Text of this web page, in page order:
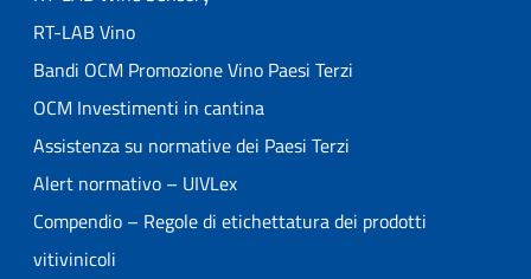
RT-LAB Vino
Bandi OCM Promozione Vino Paesi Terzi
OCM Investimenti in cantina
Assistenza su normative dei Paesi Terzi
Alert normativo – UIVLex
Compendio – Regole di etichettatura dei prodotti
vitivinicoli